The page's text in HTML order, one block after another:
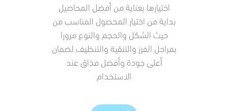
اختيارها بعناية من أفضل المحاصيل
بداية من اختيار المحصول المناسب من
حيث الشكل والحجم والنوع مرورا
بمراحل الفرز والتنقية والتنظيف لضمان
أعلى جودة وأفضل مذاق عند
الاستخدام